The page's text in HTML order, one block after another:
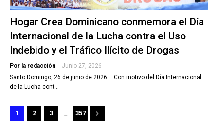
Hogar Crea Dominicano conmemora el Día
Internacional de la Lucha contra el Uso
Indebido y el Tráfico Ilícito de Drogas
Por la redacción - Junio 27, 2026
Santo Domingo, 26 de junio de 2026 – Con motivo del Día Internacional
de la Lucha cont…
1 2 3 ... 357